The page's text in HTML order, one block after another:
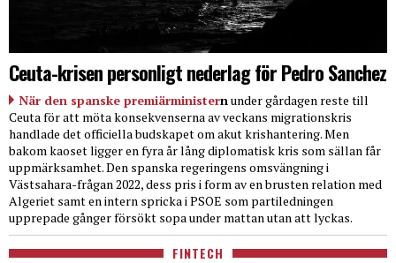
Ceuta-krisen personligt nederlag för Pedro Sanchez
När den spanske premiärministern under gårdagen reste till
Ceuta för att möta konsekvenserna av veckans migrationskris
handlade det officiella budskapet om akut krishantering. Men
bakom kaoset ligger en fyra år lång diplomatisk kris som sällan får
uppmärksamhet. Den spanska regeringens omsvängning i
Västsahara-frågan 2022, dess pris i form av en brusten relation med
Algeriet samt en intern spricka i PSOE som partiledningen
upprepade gånger försökt sopa under mattan utan att lyckas.
FINTECH